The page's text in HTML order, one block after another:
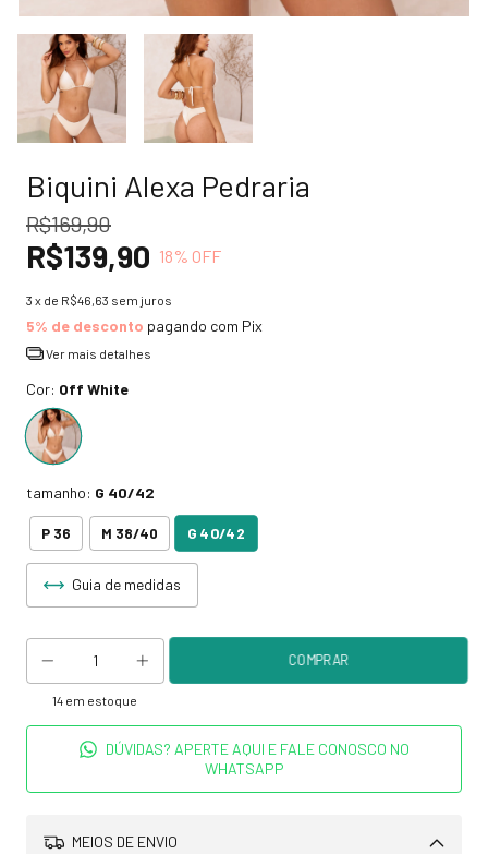
Biquini Alexa Pedraria
R$169,90
R$139,90 18% OFF
3 x de R$46,63 sem juros
5% de desconto pagando com Pix
Ver mais detalhes
Cor: Off White
tamanho: G 40/42
P 36 M 38/40 G 40/42
Guia de medidas
14 em estoque
DÚVIDAS? APERTE AQUI E FALE CONOSCO NO
WHATSAPP
MEIOS DE ENVIO